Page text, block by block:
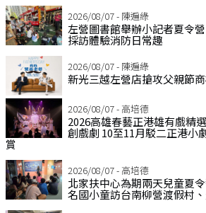
2026/08/07 - 陳遍綠
左營圖書館舉辦小記者夏令
採訪體驗消防日常趣
2026/08/07 - 陳遍綠
新光三越左營店搶攻父親節
2026/08/07 - 高培德
2026高雄春藝正港雄有戲精
創戲劇 10至11月駁二正港小
賞
2026/08/07 - 高培德
北家扶中心為期兩天兒童夏
名國小童訪台南柳營渡假村